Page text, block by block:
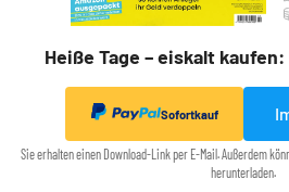
Heiße Tage – eiskalt
Sofortkauf
Sie erhalten einen Download-Link per E-Mail. Außerdem
herunterladen.